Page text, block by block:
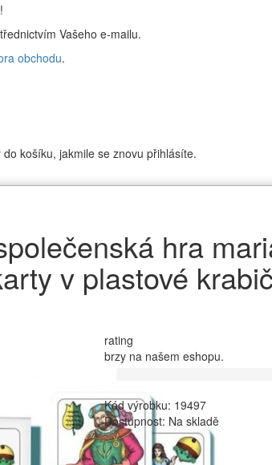
Vašeho e-mailu.
obchodu.
košíku, jakmile se znovu přihlásíte.
hra
v plastové
rating
brzy na našem eshopu.
Kód výrobku: 19497
Dostupnost: Na skladě